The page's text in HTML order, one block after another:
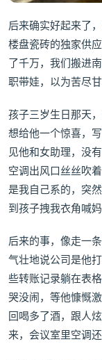
后来确实好起来了
楼盘瓷砖的独家供
了千万，我们搬进
职带娃，以为苦尽
孩子三岁生日那天
想给他一个惊喜，
见他和女助理，没
空调出风口丝丝吹
是我自己系的，突
到孩子拽我衣角喊妈
后来的事，像走一
气壮地说公司是他
些转账记录躺在表
哭没闹，等他慷慨
回喝多了酒，跟人
来，会议室里空调